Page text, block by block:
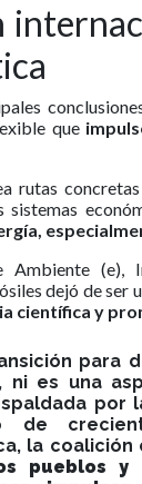
que
rutas
sistemas
Ambiente (e),
dejó de ser
científica y
para
ni es una
por
de
la coalición
pueblos y